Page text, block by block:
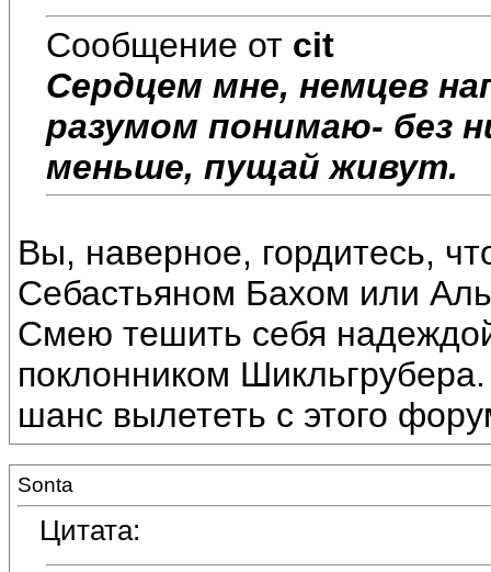
Сообщение от cit
Сердцем мне, немцев
разумом понимаю- без
меньше, пущай живут.
Вы, наверное, гордитесь,
Себастьяном Бахом или
Смею тешить себя
поклонником
шанс вылететь с этого
Sonta
Цитата: